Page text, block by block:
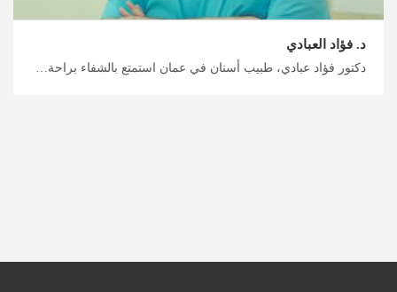
د. فؤاد العبادي
دكتور فؤاد عبادي، طبيب أسنان في عمان استمتع بالشفاء براحة مع ميدكس الأردن، جرب إجراءات الأسنان الآمنة والفعالة، ابحث عن أفضل طبيب أسنان في الأردن، خطط الآن لرحلتك العلاجية والاستشفائية معنا